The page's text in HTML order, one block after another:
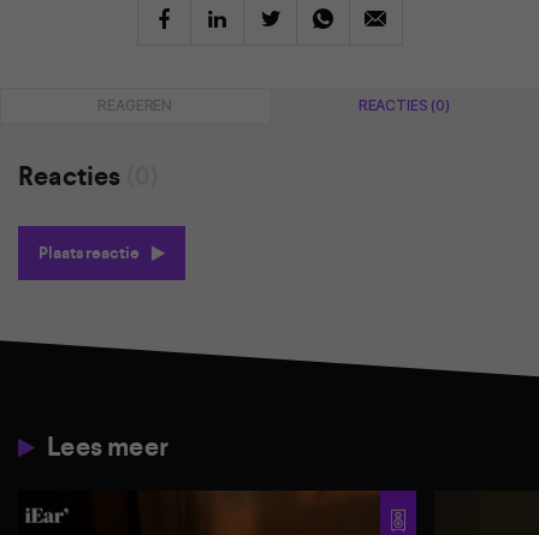
REAGEREN REACTIES (0)
Reacties
Plaats reactie
Lees meer